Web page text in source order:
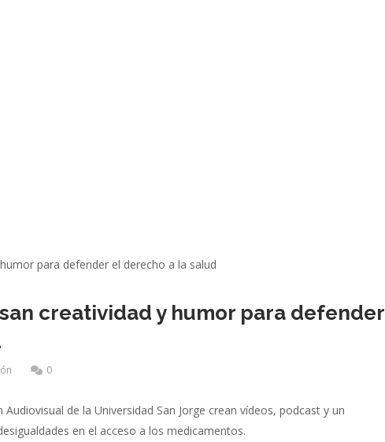
creatividad y humor para defender
0
de la Universidad San Jorge crean vídeos, podcast y un
en el acceso a los medicamentos.